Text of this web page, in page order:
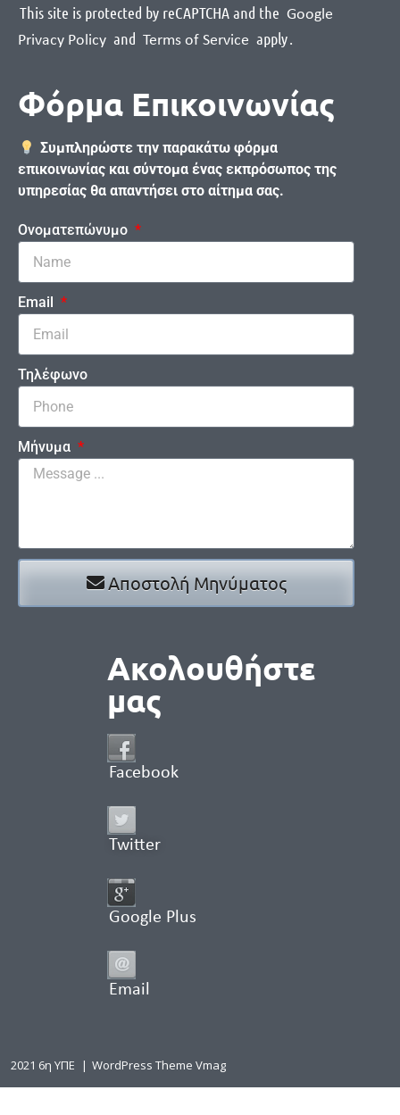
This site is protected by reCAPTCHA and the Google
Privacy Policy and Terms of Service apply.
Φόρμα Επικοινωνίας
Συμπληρώστε την παρακάτω φόρμα
επικοινωνίας και σύντομα ένας εκπρόσωπος της
υπηρεσίας θα απαντήσει στο αίτημα σας.
Ονοματεπώνυμο
Email
Τηλέφωνο
Μήνυμα
Αποστολή Μηνύματος
Ακολουθήστε
μας
Facebook
Twitter
Google Plus
Email
2021 6η ΥΠΕ | WordPress Theme Vmag